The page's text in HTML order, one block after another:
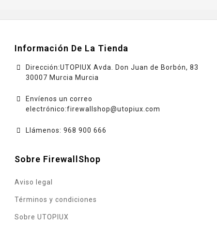
Información De La Tienda
Dirección:UTOPIUX Avda. Don Juan de Borbón, 83
30007 Murcia Murcia
Envíenos un correo
electrónico:firewallshop@utopiux.com
Llámenos: 968 900 666
Sobre FirewallShop
Aviso legal
Términos y condiciones
Sobre UTOPIUX